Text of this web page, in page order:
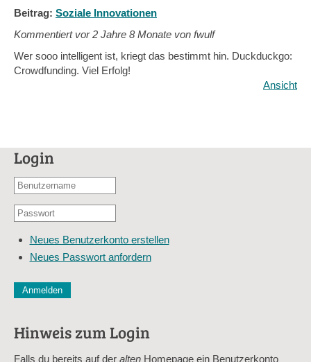
Beitrag: Soziale Innovationen
Kommentiert vor2 Jahre 8 Monate von fwulf
Wer sooo intelligent ist, kriegt das bestimmt hin. Duckduckgo:
Crowdfunding. Viel Erfolg!
Ansicht
Login
Benutzername
E-
Adresse
Passwort
Neues Benutzerkonto erstellen
Neues Passwort anfordern
Diese Sicherheitsfrage überprüft, ob Sie ein menschlicher
Sag mir nicht, wie viele Sternlein stehen
Hinweis zum Login
Falls du bereits auf der alten Homepage ein Benutzerkonto